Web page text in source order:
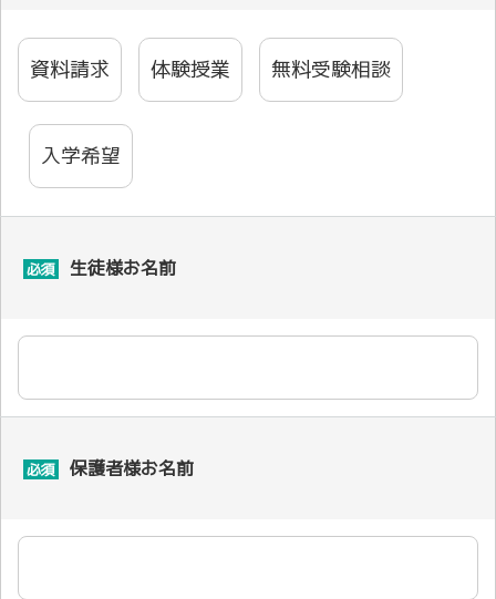
資料請求 体験授業 無料受験相談
入学希望
必須 生徒様お名前
必須 保護者様お名前